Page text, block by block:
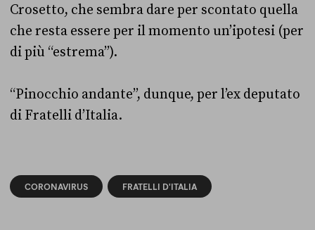
Crosetto, che sembra dare per scontato quella
che resta essere per il momento un’ipotesi (per
di più “estrema”).
“Pinocchio andante”, dunque, per l’ex deputato
di Fratelli d’Italia.
CORONAVIRUS FRATELLI D'ITALIA